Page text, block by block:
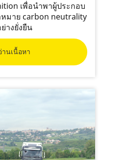
เพื่อนำพาผู้ประกอบ
หมาย carbon neutrality
างยั่งยืน
านเนื้อหา